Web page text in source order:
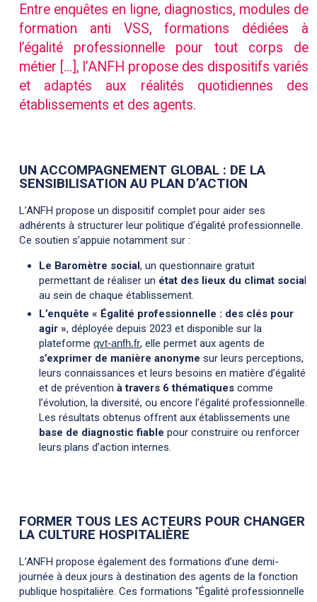
Entre enquêtes en ligne, diagnostics, modules de
formation anti VSS, formations dédiées à
l’égalité professionnelle pour tout corps de
métier […], l’ANFH propose des dispositifs variés
et adaptés aux réalités quotidiennes des
établissements et des agents.
UN ACCOMPAGNEMENT GLOBAL : DE LA
SENSIBILISATION AU PLAN D’ACTION
L’ANFH propose un dispositif complet pour aider ses
adhérents à structurer leur politique d'égalité professionnelle.
Ce soutien s’appuie notamment sur :
Le Baromètre social , un questionnaire gratuit
permettant de réaliser un état des lieux du climat socia
au sein de chaque établissement.
L’enquête « Égalité professionnelle : des clés pour
agir », déployée depuis 2023 et disponible sur la
plateforme qvt-anfh.fr, elle permet aux agents de
s’exprimer de manière anonyme sur leurs perceptions,
leurs connaissances et leurs besoins en matière d’égalité
et de prévention à travers 6 thématiques comme
l’évolution, la diversité, ou encore l’égalité professionnelle.
Les résultats obtenus offrent aux établissements une
base de diagnostic fiable pour construire ou renforcer
leurs plans d’action internes.
FORMER TOUS LES ACTEURS POUR CHANGER
LA CULTURE HOSPITALIÈRE
L’ANFH propose également des formations d’une demi-
journée à deux jours à destination des agents de la fonction
publique hospitalière. Ces formations "Égalité professionnelle